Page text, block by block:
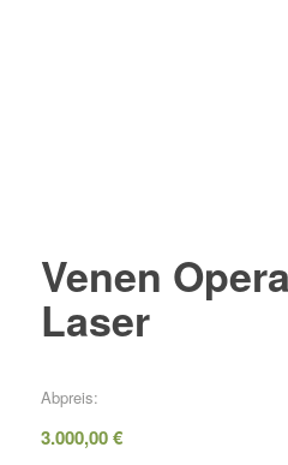
Venen
Laser
Abpreis:
3.000,00€